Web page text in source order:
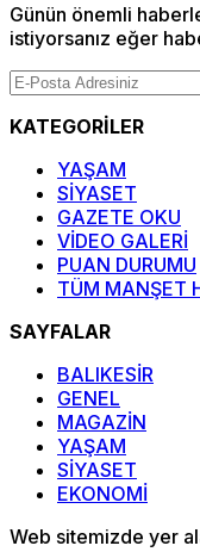
Günün önemli
istiyorsanız eğer
KATEGORİLER
YAŞAM
SİYASET
GAZETE OKU
VİDEO GALERİ
PUAN DURUMU
TÜM MANŞET
SAYFALAR
BALIKESİR
GENEL
MAGAZİN
YAŞAM
SİYASET
EKONOMİ
Web sitemizde yer